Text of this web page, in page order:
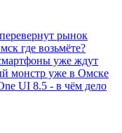
рынок
где возьмёте?
уже ждут
монстр уже в Омске
UI 8.5 - в чём дело